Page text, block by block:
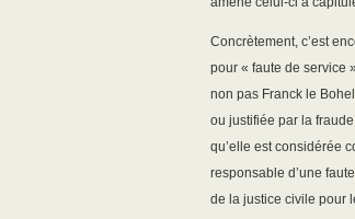
Concrètement, c’est
pour « faute de service
non pas Franck le
ou justifiée par la
qu’elle est considérée
responsable d’une
de la justice civile pour